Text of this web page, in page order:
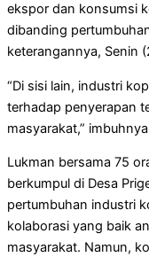
ekspor dan konsumsi
dibanding
keterangannya, Senin
“Di sisi lain, industri
terhadap penyerapan
masyarakat,”
Lukman bersama 75
berkumpul di Desa
pertumbuhan industri
kolaborasi yang baik
masyarakat. Namun,